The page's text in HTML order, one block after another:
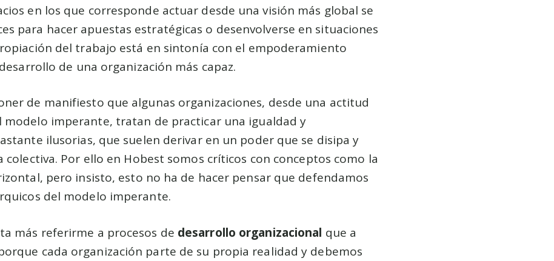
en los que corresponde actuar desde una visión más global se
para hacer apuestas estratégicas o desenvolverse en situaciones
del trabajo está en sintonía con el empoderamiento
de una organización más capaz.
de manifiesto que algunas organizaciones, desde una actitud
modelo imperante, tratan de practicar una igualdad y
ilusorias, que suelen derivar en un poder que se disipa y
colectiva. Por ello en Hobest somos críticos con conceptos como la
pero insisto, esto no ha de hacer pensar que defendamos
del modelo imperante.
más referirme a procesos de desarrollo organizacional que a
cada organización parte de su propia realidad y debemos